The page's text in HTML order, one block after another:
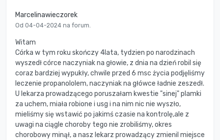
Marcelinawieczorek
Od 04-04-2024 na forum.
Witam
Córka w tym roku skończy 4lata, tydzien po narodzinach
wyszedł córce naczyniak na głowie, z dnia na dzień robil się
coraz bardziej wypukły, chwile przed 6 msc życia podjęliśmy
leczenie propanololem, naczyniak na główce ładnie zeszedł.
U lekarza prowadzącego poruszałam kwestie "sinej" plamki
za uchem, miała robione i usg i na nim nic nie wyszło,
mieliśmy się wstawić po jakimś czasie na kontrolę,ale z
uwagi na ciągle choroby tego nie zrobiliśmy, okres
chorobowy minął, a nasz lekarz prowadzący zmienil miejsce